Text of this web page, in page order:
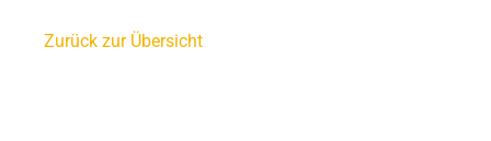
Zurück zur Übersicht